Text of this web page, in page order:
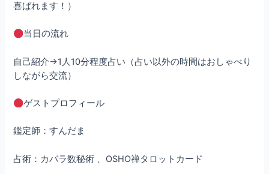
喜ばれます！）
当日の流れ
自己紹介→1人10分程度占い（占い以外の時間はおしゃべり
しながら交流）
ゲストプロフィール
鑑定師：すんだま
占術：カバラ数秘術 、OSHO禅タロットカード